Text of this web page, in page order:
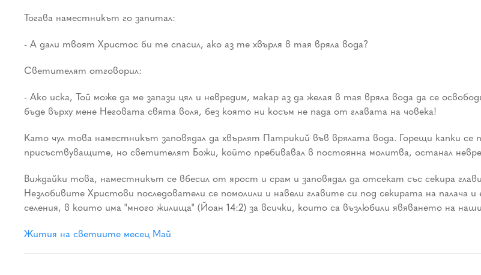
Тогава наместникът го запитал:
- А дали твоят Христос би те спасил, ако аз те хвърля в тая вряла вода?
Светителят отговорил:
- Ако иска, Той може да ме запази цял и невредим, макар аз да желая в тая вряла вода да се
бъде върху мене Неговата свята воля, без която ни косъм не пада от главата на човека!
Като чул това наместникът заповядал да хвърлят Патрикий във врялата вода. Горещи капки се
присъствуващите, но светителят Божи, който пребивавал в постоянна молитва, останал
Виждайки това, наместникът се вбесил от ярост и срам и заповядал да отсекат със секира
Незлобивите Христови последователи се помолили и навели главите си под секирата на палача
селения, в които има "много жилища" (Йоан 14:2) за всички, които са възлюбили явяването на
Жития на светиите месец Май